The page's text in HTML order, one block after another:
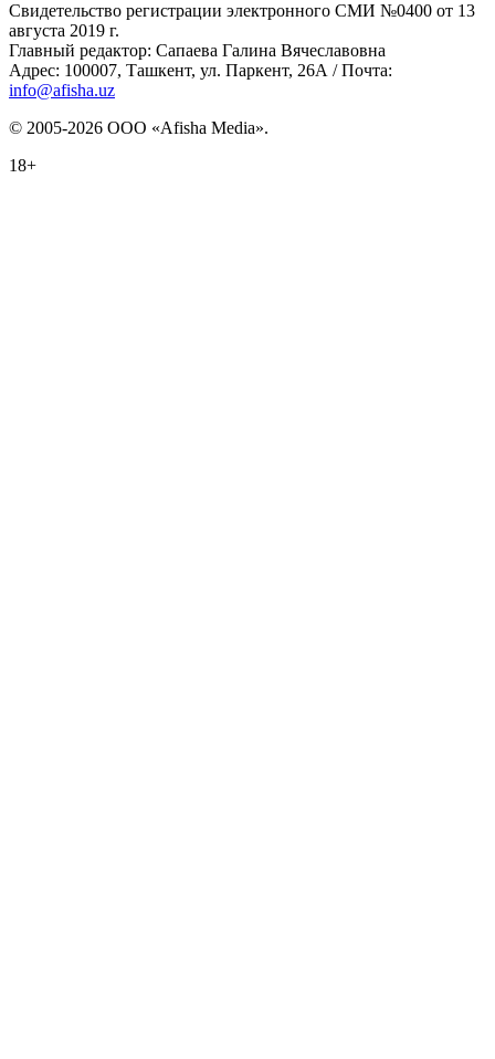
Свидетельство регистрации электронного СМИ №0400 от 13
августа 2019 г.
Главный редактор: Сапаева Галина Вячеславовна
Адрес: 100007, Ташкент, ул. Паркент, 26А / Почта:
info@afisha.uz
© 2005-2026 ООО «Afisha Media».
18+